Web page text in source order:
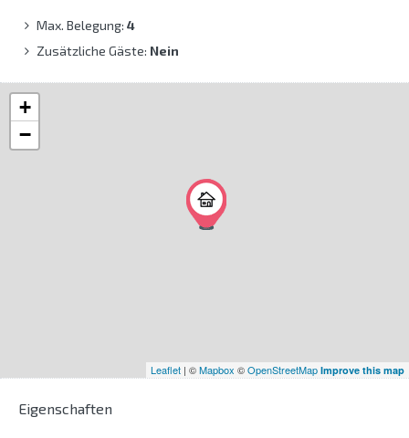
Max. Belegung: 4
Zusätzliche Gäste: Nein
+
−
Leaflet | ©Mapbox ©OpenStreetMap Improve this map
Eigenschaften